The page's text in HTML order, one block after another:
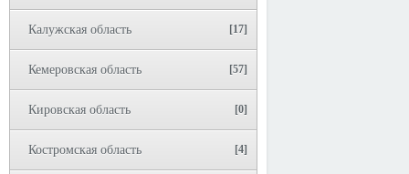
Калужская область [17]
Кемеровская область [57]
Кировская область [0]
Костромская область [4]